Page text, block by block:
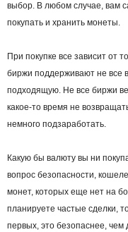
выбор. В любом случае, вам
покупать и хранить монеты.
При покупке все зависит от
биржи поддерживают не все
подходящую. Не все биржи
какое-то время не
немного подзаработать.
Какую бы валюту вы ни
вопрос безопасности,
монет, которых еще нет на
планируете частые сделки,
первых, это безопаснее, чем